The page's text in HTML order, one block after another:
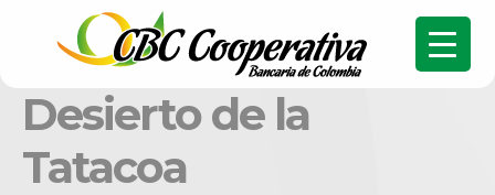
Desierto de la
Tatacoa